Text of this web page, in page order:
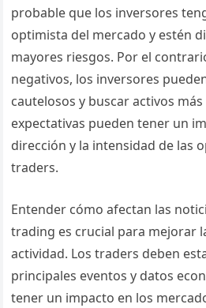
probable que los inversores
optimista del mercado y estén
mayores riesgos. Por el
negativos, los inversores
cautelosos y buscar activos
expectativas pueden tener un
dirección y la intensidad de las
traders.
Entender cómo afectan las
trading es crucial para mejorar
actividad. Los traders deben
principales eventos y datos
tener un impacto en los